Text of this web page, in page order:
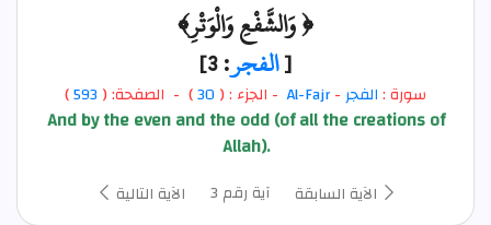
﴿ وَالشَّفْعِ وَالْوَتْرِ﴾
[الفجر: 3]
سورة :الفجر-
Al-Fajr - الجزء : (30) - الصفحة: (593
)
And by the even and the odd (of all the creations of
Allah).
الآية السابقة آية رقم 3 الآية التالية